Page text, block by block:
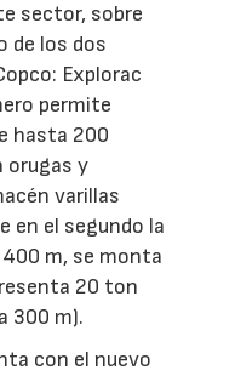
sector, sobre
de los dos
Explorac
permite
hasta 200
orugas y
varillas
en el segundo la
m, se monta
20 ton
300 m).
con el nuevo